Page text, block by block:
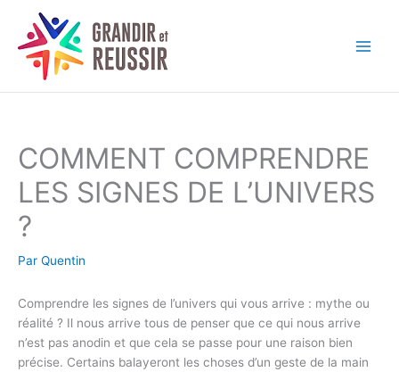
contenu
COMMENT COMPRENDRE
LES SIGNES DE L’UNIVERS
?
Par Quentin
Comprendre les signes de l’univers qui vous arrive : mythe ou
réalité ? Il nous arrive tous de penser que ce qui nous arrive
n’est pas anodin et que cela se passe pour une raison bien
précise. Certains balayeront les choses d’un geste de la main